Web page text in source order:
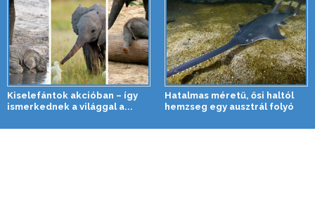
Kiselefántok akcióban – így
ismerkednek a világgal a...
Hatalmas méretű, ősi haltól
hemzseg egy ausztrál folyó